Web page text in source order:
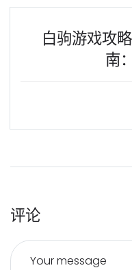
白驹游戏攻
南
评论
Your message